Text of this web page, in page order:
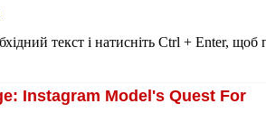
текст і натисніть Ctrl + Enter,